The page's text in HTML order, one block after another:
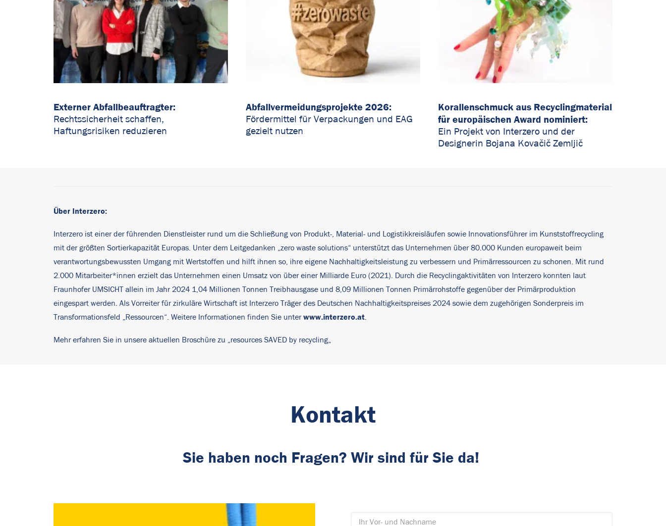
Externer Abfallbeauftragter:
Rechtssicherheit schaffen,
Haftungsrisiken reduzieren
Abfallvermeidungsprojekte 2026:
Fördermittel für Verpackungen und EAG
gezielt nutzen
Korallenschmuck aus Recyclingmaterial
für europäischen Award nominiert:
Ein Projekt von Interzero und der
Designerin Bojana Kovačič Zemljič
Über Interzero:
Interzero ist einer der führenden Dienstleister rund um die Schließung von Produkt-, Material- und Logistikkreisläufen sowie Innovationsführer im Kunststoffrecycling
mit der größten Sortierkapazität Europas. Unter dem Leitgedanken „zero waste solutions“ unterstützt das Unternehmen über 80.000 Kunden europaweit beim
verantwortungsbewussten Umgang mit Wertstoffen und hilft ihnen so, ihre eigene Nachhaltigkeitsleistung zu verbessern und Primärressourcen zu schonen. Mit rund
2.000 Mitarbeiter*innen erzielt das Unternehmen einen Umsatz von über einer Milliarde Euro (2021). Durch die Recyclingaktivitäten von Interzero konnten laut
Fraunhofer UMSICHT allein im Jahr 2024 1,04 Millionen Tonnen Treibhausgase und 8,09 Millionen Tonnen Primärrohstoffe gegenüber der Primärproduktion
eingespart werden. Als Vorreiter für zirkuläre Wirtschaft ist Interzero Träger des Deutschen Nachhaltigkeitspreises 2024 sowie dem zugehörigen Sonderpreis im
Transformationsfeld „Ressourcen“. Weitere Informationen finden Sie unterwww.interzero.at
Mehr erfahren Sie in unsere aktuellen Broschüre zu „ resources SAVED by recycling
Kontakt
Sie haben noch Fragen? Wir sind für Sie da!